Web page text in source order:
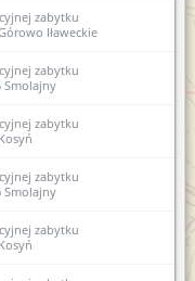
zabytku
Iławeckie
zabytku
Smolajny
zabytku
zabytku
Smolajny
zabytku